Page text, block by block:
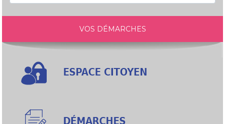
VOS DÉMARCHES